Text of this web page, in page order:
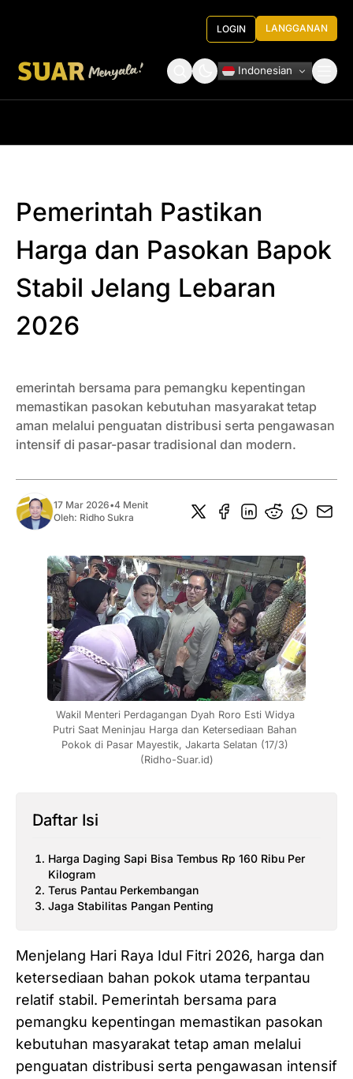
LOGIN LANGGANAN
Indonesian
Pemerintah Pastikan
Harga dan Pasokan Bapok
Stabil Jelang Lebaran
2026
emerintah bersama para pemangku kepentingan
memastikan pasokan kebutuhan masyarakat tetap
aman melalui penguatan distribusi serta pengawasan
intensif di pasar-pasar tradisional dan modern.
17 Mar 2026•4 Menit
Oleh: Ridho Sukra
Wakil Menteri Perdagangan Dyah Roro Esti Widya
Putri Saat Meninjau Harga dan Ketersediaan Bahan
Pokok di Pasar Mayestik, Jakarta Selatan (17/3)
(Ridho-Suar.id)
Daftar Isi
Harga Daging Sapi Bisa Tembus Rp 160 Ribu Per
Kilogram
Terus Pantau Perkembangan
Jaga Stabilitas Pangan Penting
Menjelang Hari Raya Idul Fitri 2026, harga dan
ketersediaan bahan pokok utama terpantau
relatif stabil. Pemerintah bersama para
pemangku kepentingan memastikan pasokan
kebutuhan masyarakat tetap aman melalui
penguatan distribusi serta pengawasan intensif